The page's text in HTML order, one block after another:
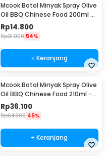
Mcook Botol Minyak Spray Olive
Oil BBQ Chinese Food 200ml -
M219
Rp14.800
Rp31.900 54%
+ Keranjang
Mcook Botol Minyak Spray Olive
Oil BBQ Chinese Food 210ml -
M2194
Rp36.100
Rp64.900 45%
+ Keranjang